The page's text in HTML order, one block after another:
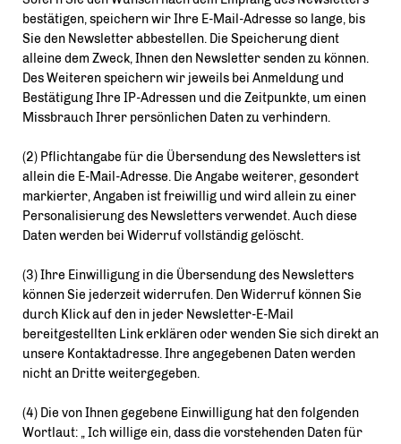
bestätigen, speichern wir Ihre E-Mail-Adresse so lange, bis
Sie den Newsletter abbestellen. Die Speicherung dient
alleine dem Zweck, Ihnen den Newsletter senden zu können.
Des Weiteren speichern wir jeweils bei Anmeldung und
Bestätigung Ihre IP-Adressen und die Zeitpunkte, um einen
Missbrauch Ihrer persönlichen Daten zu verhindern.
(2) Pflichtangabe für die Übersendung des Newsletters ist
allein die E-Mail-Adresse. Die Angabe weiterer, gesondert
markierter, Angaben ist freiwillig und wird allein zu einer
Personalisierung des Newsletters verwendet. Auch diese
Daten werden bei Widerruf vollständig gelöscht.
(3) Ihre Einwilligung in die Übersendung des Newsletters
können Sie jederzeit widerrufen. Den Widerruf können Sie
durch Klick auf den in jeder Newsletter-E-Mail
bereitgestellten Link erklären oder wenden Sie sich direkt an
unsere Kontaktadresse. Ihre angegebenen Daten werden
nicht an Dritte weitergegeben.
(4) Die von Ihnen gegebene Einwilligung hat den folgenden
Wortlaut: „ Ich willige ein, dass die vorstehenden Daten für